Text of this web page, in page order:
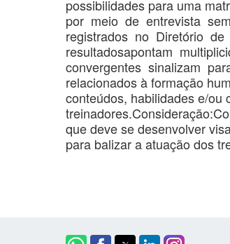
possibilidades para uma
por meio de entrevista
registrados no Diretório
resultadosapontam
convergentes sinalizam
relacionados à formação
conteúdos, habilidades e/ou
que deve se desenvolver
para balizar a atuação dos